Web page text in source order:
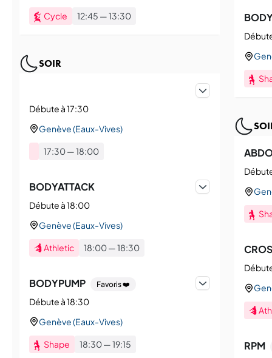
Cycle 12:45 —13:30
SOIR
Débute à 17:30
Genève (Eaux-Vives)
17:30—18:00
BODYATTACK
Débute à 18:00
Genève (Eaux-Vives)
Athletic 18:00—18:30
BODYPUMP Favoris ❤️
Débute à 18:30
Genève (Eaux-Vives)
Shape 18:30—19:15 RPM